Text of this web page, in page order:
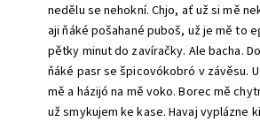
nedělu se nehokní. Chjo, ať už si mě
aji ňáké pošahané puboš, už je mě to
pětky minut do zavíračky. Ale bacha.
ňáké pasr se špicovókobró v závěsu.
mě a házijó na mě voko.Borecmě
už smykujem ke kase.Havaj vyplázne